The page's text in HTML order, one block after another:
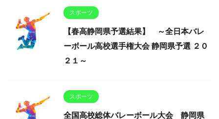
スポーツ
【春高静岡県予選結果】 ～全日本バレ
ーボール高校選手権大会 静岡県予選 ２０
２１～
スポーツ
全国高校総体バレーボール大会 静岡県